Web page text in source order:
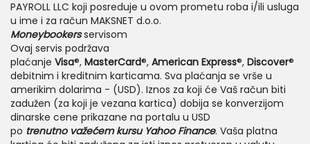
PAYROLL LLC koji posreduje u ovom prometu roba i/ili usluga
u ime i za račun MAKSNET d.o.o.
Moneybookersservisom
Ovaj servis podržava
plaćanje Visa®, MasterCard®, American Express®, Discover®
debitnim i kreditnim karticama. Sva plaćanja se vrše u
amerikim dolarima - (USD). Iznos za koji će Vaš račun biti
zadužen (za koji je vezana kartica) dobija se konverzijom
dinarske cene prikazane na portalu u USD
po trenutno važećem kursu Yahoo Finance. Vaša platna